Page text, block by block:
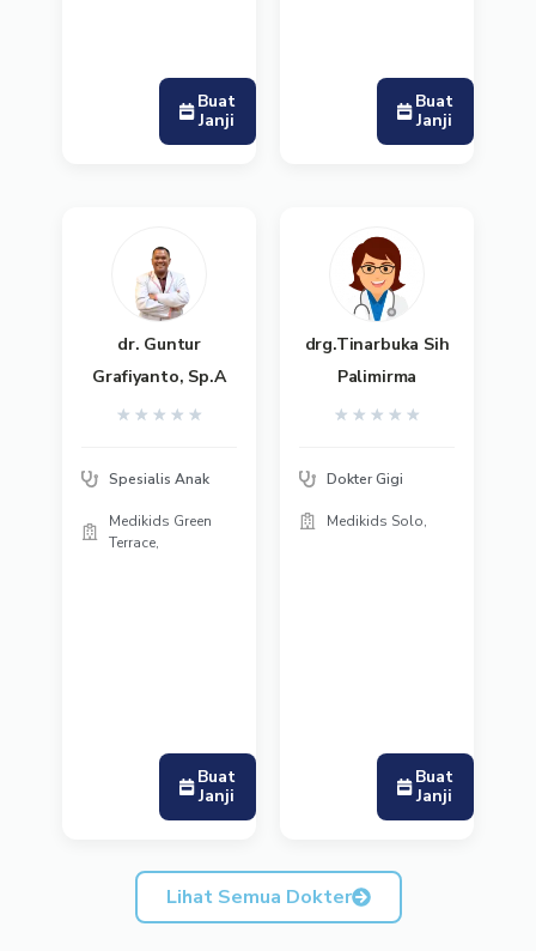
Buat
Janji
Buat
Janji
dr. Guntur
Grafiyanto, Sp.A
★ ★ ★ ★ ★
Spesialis Anak
Medikids Green
Terrace,
Buat
Janji
drg.Tinarbuka Sih
Palimirma
★ ★ ★ ★ ★
Dokter Gigi
Medikids Solo,
Buat
Janji
Lihat Semua Dokter